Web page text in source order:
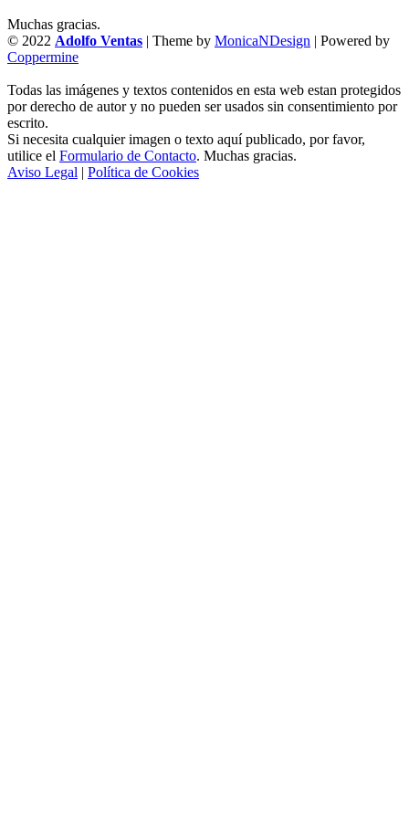
Muchas gracias.
© 2022 Adolfo Ventas | Theme by MonicaNDesign | Powered by
Coppermine
Todas las imágenes y textos contenidos en esta web estan protegidos
por derecho de autor y no pueden ser usados sin consentimiento por
escrito.
Si necesita cualquier imagen o texto aquí publicado, por favor,
utilice el Formulario de Contacto. Muchas gracias.
Aviso Legal | Política de Cookies